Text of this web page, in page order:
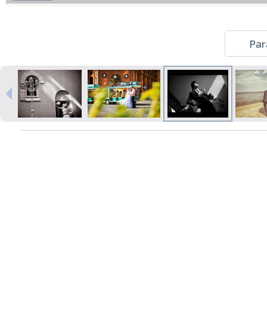
Izdrukas 1h laikā Rīgā – pasūtiet
tiešsaistē
Dažādi formāti un papīra veidi
jūsu foto